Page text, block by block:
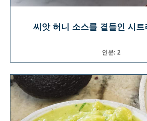
씨앗 허니 소스를 곁들인 시트
인분: 2